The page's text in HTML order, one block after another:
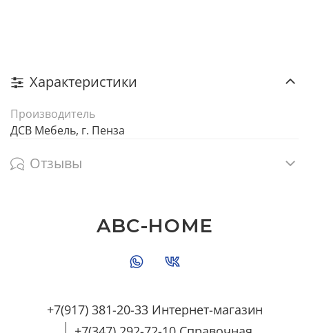
Характеристики
Производитель
ДСВ Мебель, г. Пенза
Отзывы
+7(917) 381-20-33 Интернет-магазин
ABC-HOME